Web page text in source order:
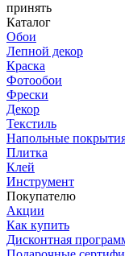
принять
Каталог
Обои
Лепной декор
Краска
Фотообои
Фрески
Декор
Текстиль
Напольные
Плитка
Клей
Инструмент
Покупателю
Акции
Как купить
Дисконтная